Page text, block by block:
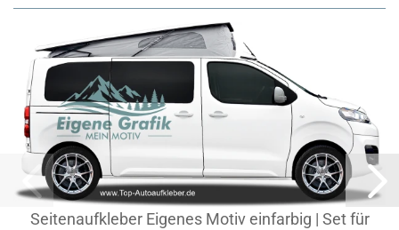
Seitenaufkleber Eigenes Motiv einfarbig | Set für